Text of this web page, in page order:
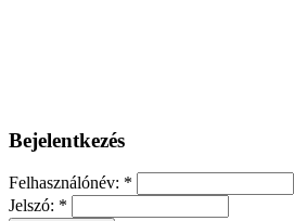
Bejelentkezés
Felhasználónév: *
Jelszó: *